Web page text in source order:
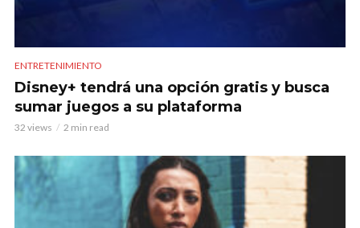
ENTRETENIMIENTO
Disney+ tendrá una opción gratis y busca
sumar juegos a su plataforma
32 views 2 min read